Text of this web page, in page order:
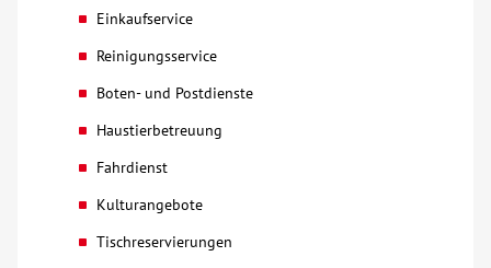
AWO BB SüdEinkaufservice
Reinigungsservice
Boten- und Postdienste
Haustierbetreuung
Fahrdienst
Kulturangebote
Tischreservierungen